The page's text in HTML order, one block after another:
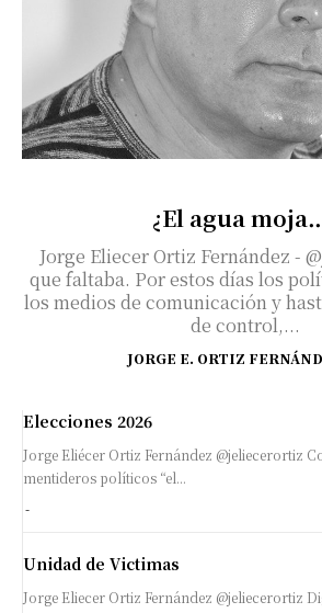
¿El agua
Jorge Eliecer Ortiz Fernández - @jeliecerortiz Lo
que faltaba. Por estos días los
los medios de comunicación y
de control,...
JORGE E. ORTIZ
Elecciones 2026
Jorge Eliécer Ortiz Fernández @jeliecerortiz Como dicen en los
mentideros políticos “el...
-
Unidad de Victimas
Jorge Eliecer Ortiz Fernández @jeliecerortiz Digamos en principio,